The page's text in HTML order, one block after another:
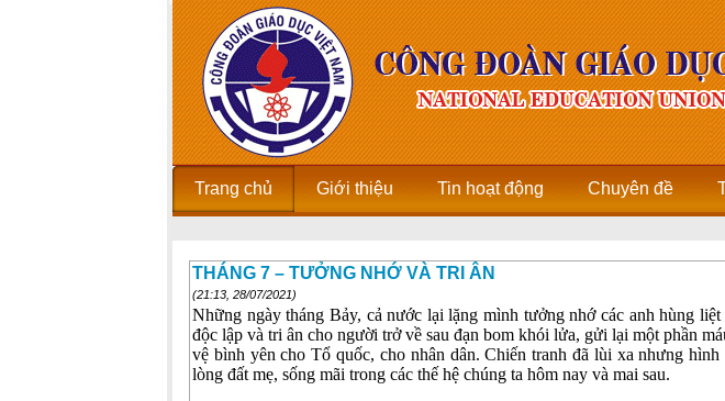
Trang chủ Giới thiệu Tin hoạt động Chuyên đề
THÁNG 7 – TƯỞNG NHỚ VÀ TRI ÂN
(21:13, 28/07/2021)
Những ngày tháng Bảy, cả nước lại lặng mình tưởng nhớ các anh hùng
độc lập và tri ân cho người trở về sau đạn bom khói lửa, gửi lại một phần
vệ bình yên cho Tổ quốc, cho nhân dân. Chiến tranh đã lùi xa nhưng hình
lòng đất mẹ, sống mãi trong các thế hệ chúng ta hôm nay và mai sau.